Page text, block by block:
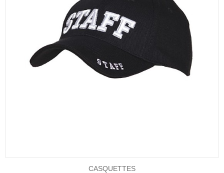
CASQUETTES